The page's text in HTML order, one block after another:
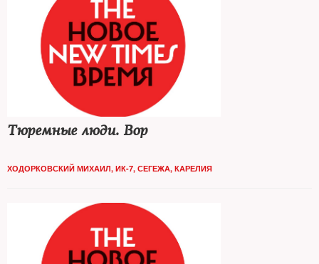
Тюремные люди. Вор
ХОДОРКОВСКИЙ МИХАИЛ, ИК-7, СЕГЕЖА, КАРЕЛИЯ